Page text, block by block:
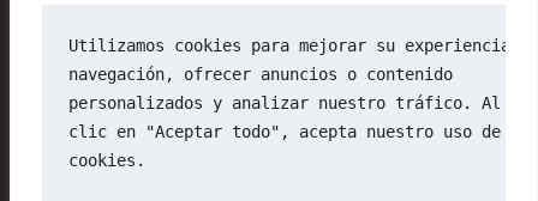
Utilizamos cookies para mejorar su experiencia
navegación, ofrecer anuncios o contenido
personalizados y analizar nuestro tráfico. Al
clic en "Aceptar todo", acepta nuestro uso de
cookies.
Newsletter
Política de privacidad
Política de cookies
Aviso legal